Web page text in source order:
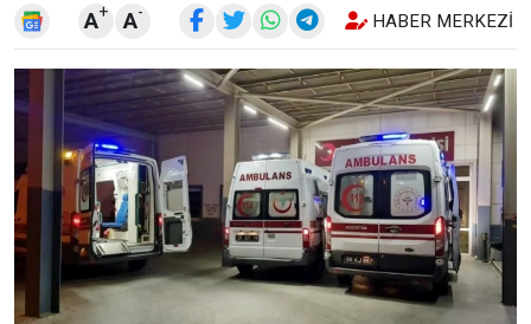
A+ A- HABER MERKEZI